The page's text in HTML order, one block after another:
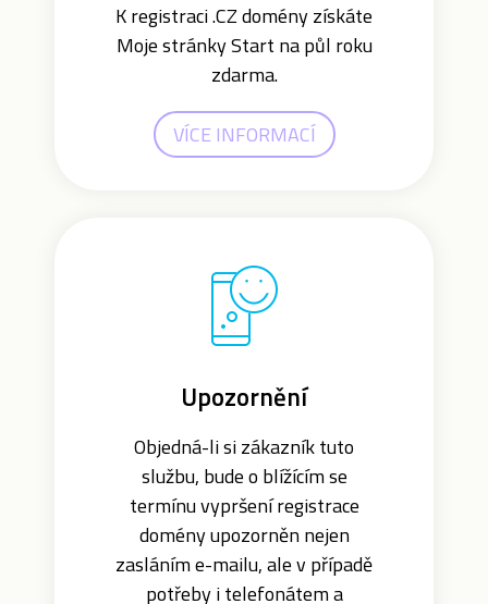
K registraci .CZ domény získáte
Moje stránky Start na půl roku
zdarma.
VÍCE INFORMACÍ
Upozornění
Objedná-li si zákazník tuto
službu, bude o blížícím se
termínu vypršení registrace
domény upozorněn nejen
zasláním e-mailu, ale v případě
potřeby i telefonátem a